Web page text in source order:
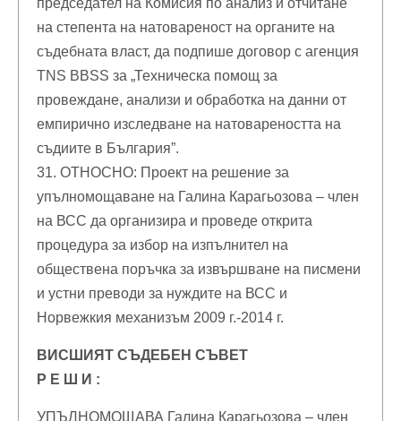
председател на Комисия по анализ и отчитане
на степента на натовареност на органите на
съдебната власт, да подпише договор с агенция
TNS BBSS за „Техническа помощ за
провеждане, анализи и обработка на данни от
емпирично изследване на натовареността на
съдиите в България”.
31. ОТНОСНО: Проект на решение за
упълномощаване на Галина Карагьозова – член
на ВСС да организира и проведе открита
процедура за избор на изпълнител на
обществена поръчка за извършване на писмени
и устни преводи за нуждите на ВСС и
Норвежкия механизъм 2009 г.-2014 г.
ВИСШИЯТ СЪДЕБЕН СЪВЕТ
Р Е Ш И :
УПЪЛНОМОЩАВА Галина Карагьозова – член